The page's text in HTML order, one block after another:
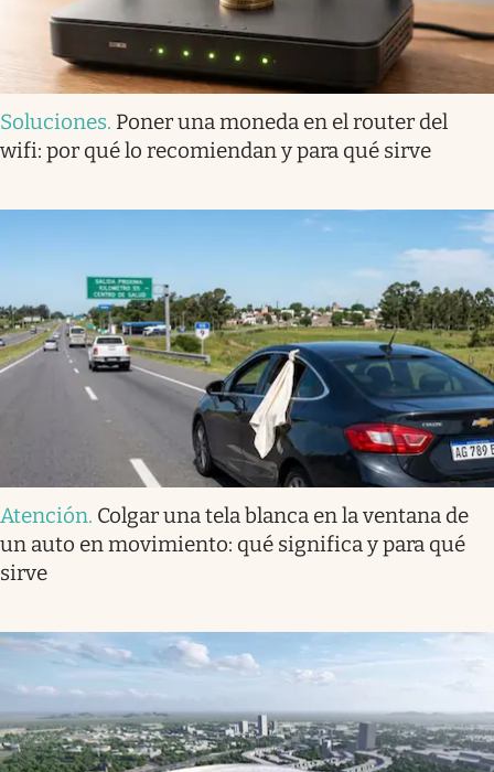
Soluciones. Poner una moneda en el router del
wifi: por qué lo recomiendan y para qué sirve
Atención. Colgar una tela blanca en la ventana de
un auto en movimiento: qué significa y para qué
sirve